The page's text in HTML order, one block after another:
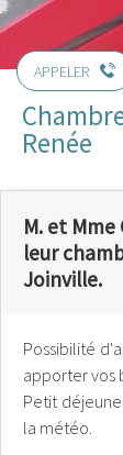
APPELER
Renée
M. et
leur
Joinville.
Possibilité
apporter vos
Petit
la météo.